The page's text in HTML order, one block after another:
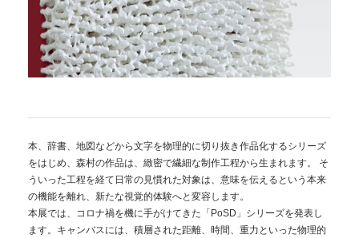
本、辞書、地図などから文字を物理的に切り抜き作品化するシリーズ
をはじめ、森村の作品は、緻密で繊細な制作工程から生まれます。 そ
ういった工程を経て日常の見慣れた対象は、意味を伝えるという本来
の機能を離れ、新たな視覚的体験へと変容します。
本展では、コロナ禍を機に手がけてきた「PoSD」シリーズを発表し
ます。キャンバスには、積層された距離、時間、重力といった物理的